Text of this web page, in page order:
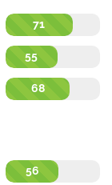
71
55
68
56